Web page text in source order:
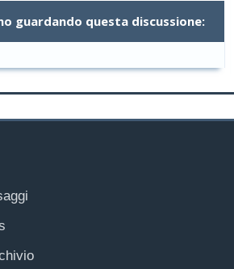
guardando questa discussione: